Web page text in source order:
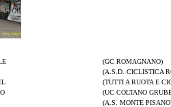
(GC ROMAGNANO)
(A.S.D. CICLISTICA
(TUTTI A RUOTA E
(UC COLTANO
(A.S. MONTE